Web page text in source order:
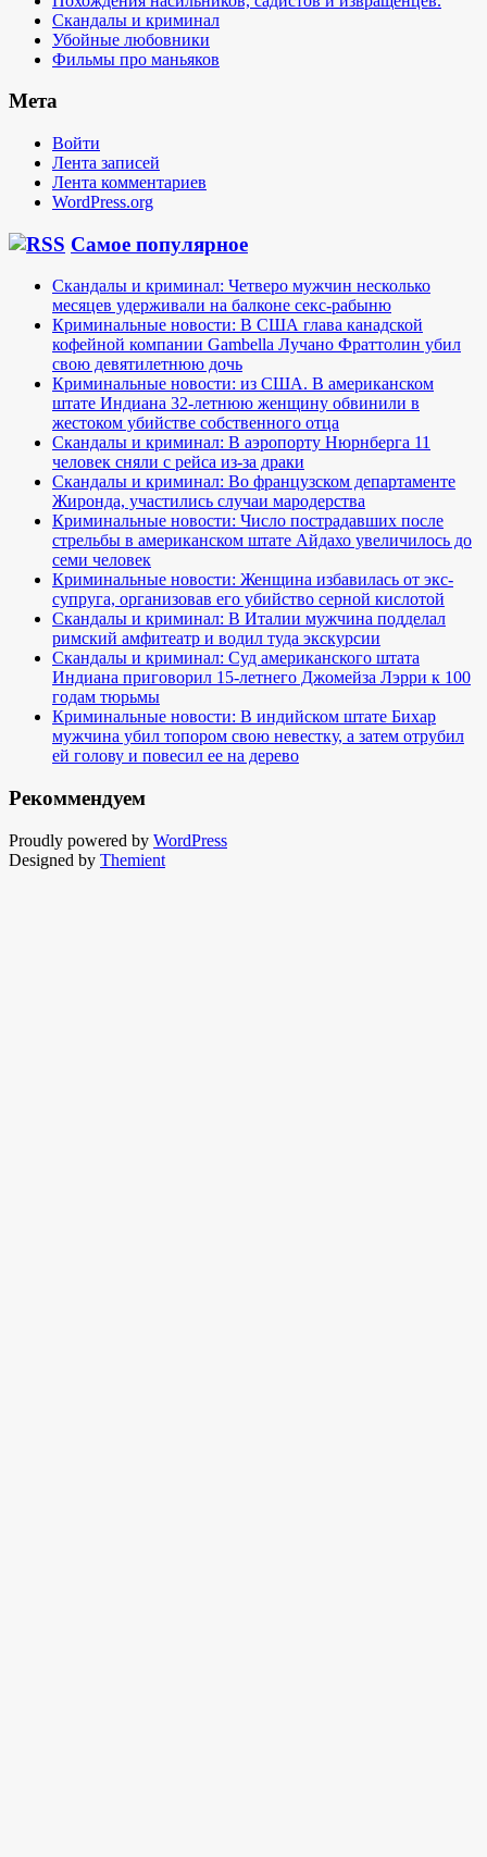
Скандалы и криминал
Убойные любовники
Фильмы про маньяков
Мета
Войти
Лента записей
Лента комментариев
WordPress.org
Самое популярное
Скандалы и криминал: Четверо мужчин несколько
месяцев удерживали на балконе секс-рабыню
Криминальные новости: В США глава канадской
кофейной компании Gambella Лучано Фраттолин убил
свою девятилетнюю дочь
Криминальные новости: из США. В американском
штате Индиана 32-летнюю женщину обвинили в
жестоком убийстве собственного отца
Скандалы и криминал: В аэропорту Нюрнберга 11
человек сняли с рейса из-за драки
Скандалы и криминал: Во французском департаменте
Жиронда, участились случаи мародерства
Криминальные новости: Число пострадавших после
стрельбы в американском штате Айдахо увеличилось до
семи человек
Криминальные новости: Женщина избавилась от экс-
супруга, организовав его убийство серной кислотой
Скандалы и криминал: В Италии мужчина подделал
римский амфитеатр и водил туда экскурсии
Скандалы и криминал: Суд американского штата
Индиана приговорил 15-летнего Джомейза Лэрри к 100
годам тюрьмы
Криминальные новости: В индийском штате Бихар
мужчина убил топором свою невестку, а затем отрубил
ей голову и повесил ее на дерево
Рекоммендуем
Proudly powered by WordPress
Designed by Themient